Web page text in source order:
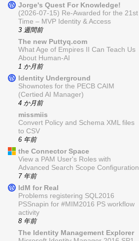
Jorge's Quest For Knowledge!
(2026-07-15) Re-Awarded for the 21st
Time – MVP Identity & Access
3 週間前
The new Puttyq.com
What Age of Empires II Can Teach Us
About Human-AI
1 か月前
Identity Underground
Shownotes for the PECB CAIM
(Certied AI Manager)
4 か月前
missmiis
Convert Policy and Schema XML files
to CSV
6 年前
the Connector Space
View a PAM User's Roles with
Advanced Search Scope Configuration
7 年前
IdM for Real
Problems registering SQL2016
PSSnapin for #MIM2016 PS workflow
activity
8 年前
The Identity Management Explorer